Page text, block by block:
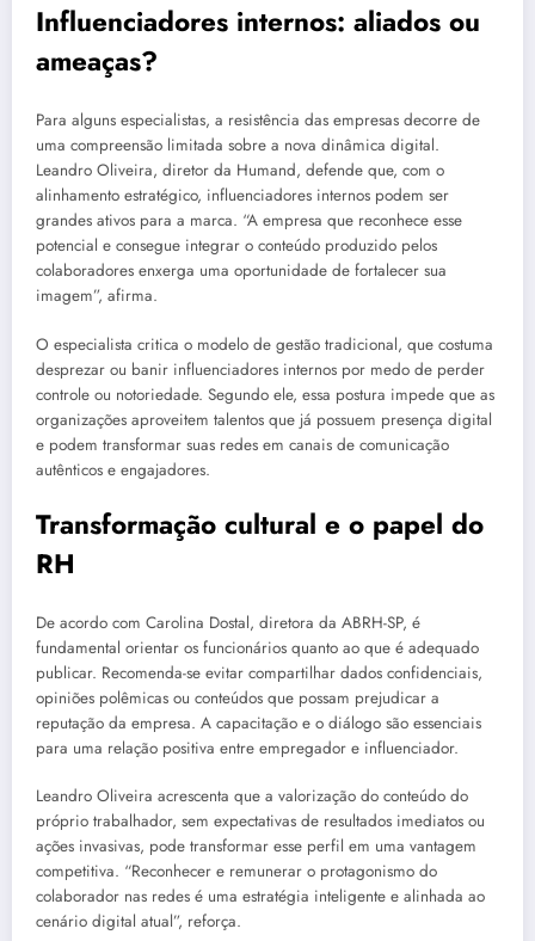
Influenciadores internos: aliados ou
ameaças?
Para alguns especialistas, a resistência das empresas decorre de
uma compreensão limitada sobre a nova dinâmica digital.
Leandro Oliveira, diretor da Humand, defende que, com o
alinhamento estratégico, influenciadores internos podem ser
grandes ativos para a marca. “A empresa que reconhece esse
potencial e consegue integrar o conteúdo produzido pelos
colaboradores enxerga uma oportunidade de fortalecer sua
imagem”, afirma.
O especialista critica o modelo de gestão tradicional, que costuma
desprezar ou banir influenciadores internos por medo de perder
controle ou notoriedade. Segundo ele, essa postura impede que as
organizações aproveitem talentos que já possuem presença digital
e podem transformar suas redes em canais de comunicação
autênticos e engajadores.
Transformação cultural e o papel do
RH
De acordo com Carolina Dostal, diretora da ABRH-SP, é
fundamental orientar os funcionários quanto ao que é adequado
publicar. Recomenda-se evitar compartilhar dados confidenciais,
opiniões polêmicas ou conteúdos que possam prejudicar a
reputação da empresa. A capacitação e o diálogo são essenciais
para uma relação positiva entre empregador e influenciador.
Leandro Oliveira acrescenta que a valorização do conteúdo do
próprio trabalhador, sem expectativas de resultados imediatos ou
ações invasivas, pode transformar esse perfil em uma vantagem
competitiva. “Reconhecer e remunerar o protagonismo do
colaborador nas redes é uma estratégia inteligente e alinhada ao
cenário digital atual”, reforça.